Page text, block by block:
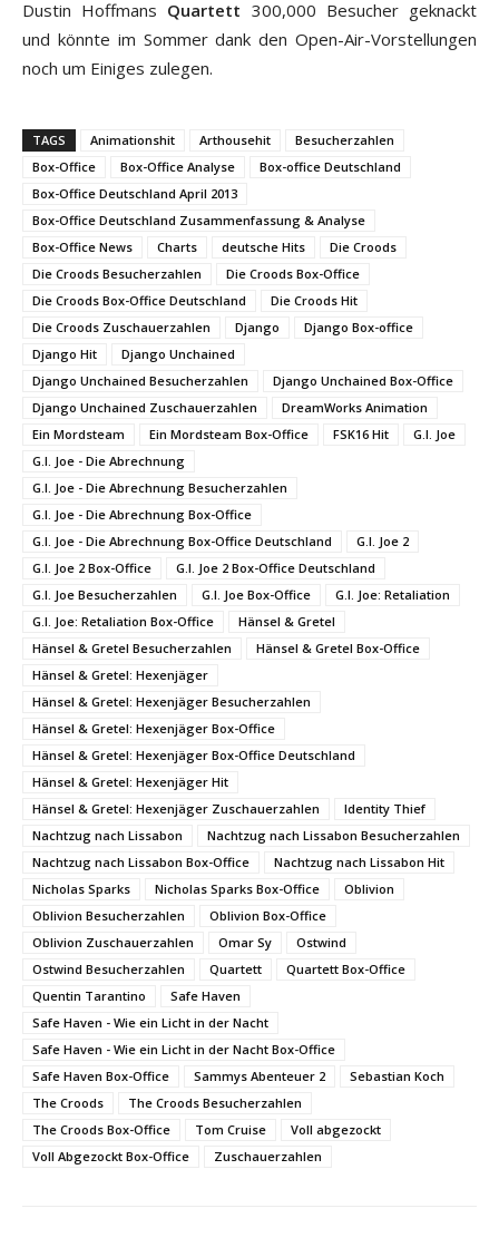
Dustin Hoffmans Quartett 300,000 Besucher geknackt
und könnte im Sommer dank den Open-Air-Vorstellungen
noch um Einiges zulegen.
TAGS Animationshit Arthousehit
Besucherzahlen
Box-Office
Box-Office Analyse
Box-office Deutschland
Box-Office Deutschland April 2013
Box-Office Deutschland Zusammenfassung & Analyse
Box-Office News
Charts deutsche Hits
Die Croods
Die Croods Besucherzahlen
Die Croods Box-Office
Die Croods Box-Office Deutschland
Die Croods Hit
Die Croods Zuschauerzahlen
Django
Django Box-office
Django Hit
Django Unchained
Django Unchained Besucherzahlen
Django Unchained Box-Office
Django Unchained Zuschauerzahlen
DreamWorks Animation
Ein Mordsteam
Ein Mordsteam Box-Office FSK16 Hit
G.I. Joe
G.I. Joe - Die Abrechnung
G.I. Joe - Die Abrechnung Besucherzahlen
G.I. Joe - Die Abrechnung Box-Office
G.I. Joe - Die Abrechnung Box-Office Deutschland
G.I. Joe 2
G.I. Joe 2 Box-Office
G.I. Joe 2 Box-Office Deutschland
G.I. Joe Besucherzahlen
G.I. Joe Box-Office
G.I. Joe: Retaliation
G.I. Joe: Retaliation Box-Office
Hänsel & Gretel
Hänsel & Gretel Besucherzahlen
Hänsel & Gretel Box-Office
Hänsel & Gretel: Hexenjäger
Hänsel & Gretel: Hexenjäger Besucherzahlen
Hänsel & Gretel: Hexenjäger Box-Office
Hänsel & Gretel: Hexenjäger Box-Office Deutschland
Hänsel & Gretel: Hexenjäger Hit
Hänsel & Gretel: Hexenjäger Zuschauerzahlen
Identity Thief
Nachtzug nach Lissabon
Nachtzug nach Lissabon Besucherzahlen
Nachtzug nach Lissabon Box-Office
Nachtzug nach Lissabon Hit
Nicholas Sparks
Nicholas Sparks Box-Office
Oblivion
Oblivion Besucherzahlen
Oblivion Box-Office
Oblivion Zuschauerzahlen
Omar Sy
Ostwind
Ostwind Besucherzahlen
Quartett
Quartett Box-Office
Quentin Tarantino
Safe Haven
Safe Haven - Wie ein Licht in der Nacht
Safe Haven - Wie ein Licht in der Nacht Box-Office
Safe Haven Box-Office
Sammys Abenteuer 2
Sebastian Koch
The Croods
The Croods Besucherzahlen
The Croods Box-Office
Tom Cruise
Voll abgezockt
Voll Abgezockt Box-Office
Zuschauerzahlen